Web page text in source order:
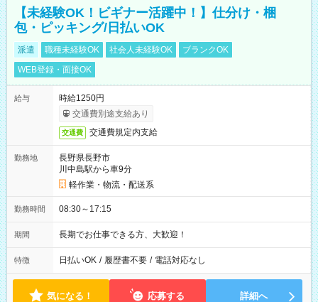
【未経験OK！ビギナー活躍中！】仕分け・梱
包・ピッキング/日払いOK
派遣 職種未経験OK 社会人未経験OK
ブランクOK
WEB登録・面接OK
給与
時給1250円
交通費別途支給あり
交通費 交通費規定内支給
勤務地
長野県長野市
川中島駅から車9分
軽作業・物流・配送系
勤務時間 08:30～17:15
期間 長期でお仕事できる方、大歓迎！
特徴 日払いOK / 履歴書不要 / 電話対応なし
気になる！ 応募する 詳細へ